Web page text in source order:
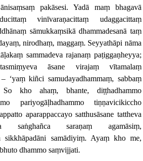
pakāsesi. Yadā maṃ bhagavā
vinīvaraṇacittaṃ udaggacittaṃ
sāmukkaṃsikā dhammadesanā taṃ
nirodhaṃ, maggaṃ. Seyyathāpi nāma
sammadeva rajanaṃ paṭiggaṇheyya;
āsane virajaṃ vītamalaṃ
‘yaṃ kiñci samudayadhammaṃ, sabbaṃ
So kho ahaṃ, bhante, diṭṭhadhammo
pariyogāḷhadhammo tiṇṇavicikiccho
aparappaccayo satthusāsane tattheva
saṅghañca saraṇaṃ agamāsiṃ,
sikkhāpadāni samādiyiṃ. Ayaṃ kho me,
dhammo saṃvijjati.